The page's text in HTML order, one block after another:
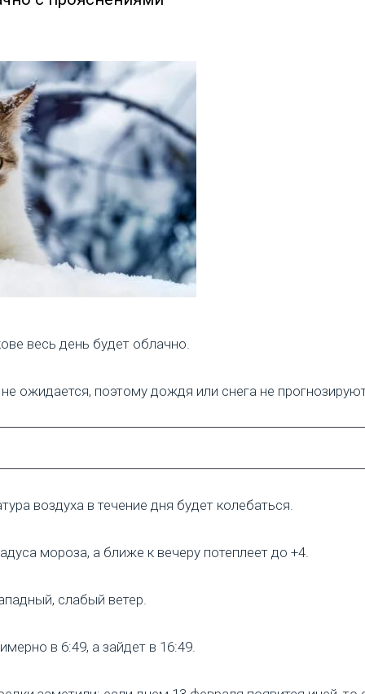
весь день будет облачно.
ожидается, поэтому дождя или снега не
воздуха в течение дня будет колебаться.
мороза, а ближе к вечеру потеплеет до +4.
слабый ветер.
в 6:49, а зайдет в 16:49.